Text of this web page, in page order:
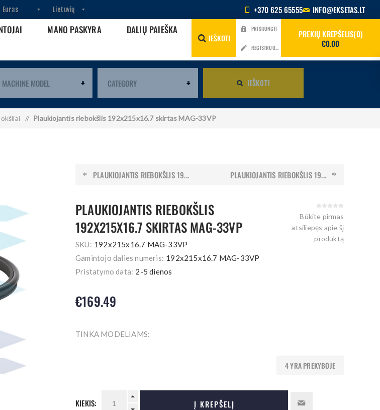
+370 625 65555 INFO@EKSETAS.LT
MANO PASKYRA
DALIŲ PAIEŠKA
IEŠKOTI
PRISIJUNGTI
REGISTRUOTIS
PREKIŲ KREPŠELIS 0
€0.00
IEŠKOTI
/ Plaukiojantis riebokšlis 192x215x16.7 skirtas MAG-33VP
PLAUKIOJANTIS RIEBOKŠLIS 19... PLAUKIOJANTIS RIEBOKŠLIS 19...
PLAUKIOJANTIS RIEBOKŠLIS
192X215X16.7 SKIRTAS MAG-33VP
SKU: 192x215x16.7 MAG-33VP
Gamintojo dalies numeris: 192x215x16.7 MAG-33VP
Būkite pirmas
atsiliepęs apie šį
produktą
Pristatymo data: 2-5 dienos
€169.49
TINKA MODELIAMS:
4 YRA PREKYBOJE
KIEKIS: Į KREPŠELĮ